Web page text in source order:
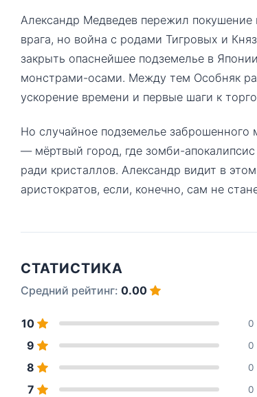
Александр Медведев пережил покушение
врага, но война с родами Тигровых и
закрыть опаснейшее подземелье в
монстрами-осами. Между тем Особняк
ускорение времени и первые шаги к
Но случайное подземелье заброшенного
— мёртвый город, где зомби-
ради кристаллов. Александр видит в
аристократов, если, конечно, сам не
СТАТИСТИКА
Средний рейтинг: 0.00
10 0
9 0
8 0
7 0